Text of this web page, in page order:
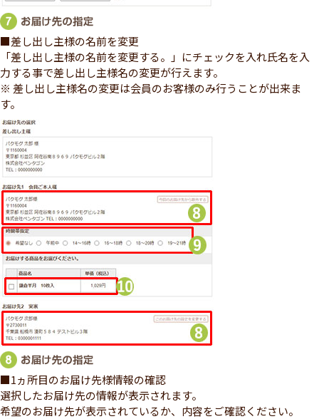
■差し出し主様の名前を変更
「差し出し主様の名前を変更する。」にチェックを入れ氏名を入
力する事で差し出し主様名の変更が行えます。
※ 差し出し主様名の変更は会員のお客様のみ行うことが出来ま
す。
■1ヵ所目のお届け先様情報の確認
選択したお届け先の情報が表示されます。
希望のお届け先が表示されているか、内容をご確認ください。